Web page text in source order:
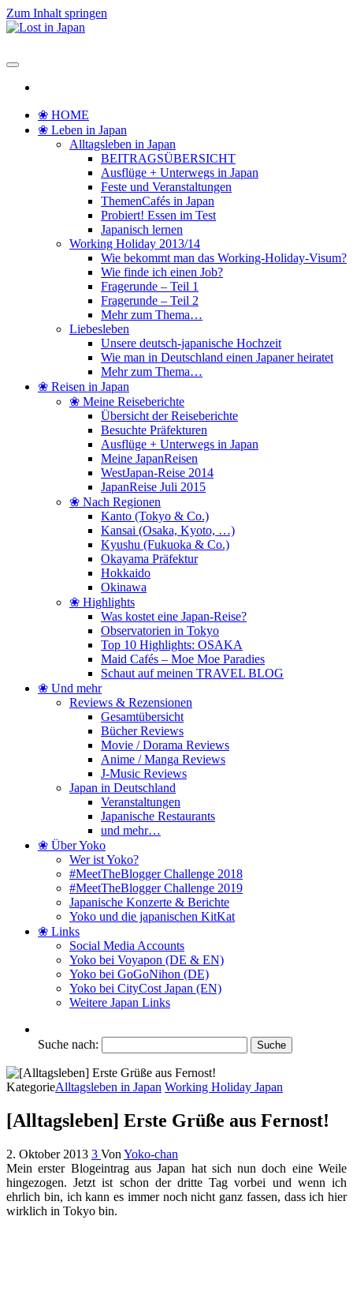
Zum Inhalt springen
❀ HOME
❀ Leben in Japan
Alltagsleben in Japan
BEITRAGSÜBERSICHT
Ausflüge + Unterwegs in Japan
Feste und Veranstaltungen
ThemenCafés in Japan
Probiert! Essen im Test
Japanisch lernen
Working Holiday 2013/14
Wie bekommt man das Working-Holiday-Visum?
Wie finde ich einen Job?
Fragerunde – Teil 1
Fragerunde – Teil 2
Mehr zum Thema…
Liebesleben
Unsere deutsch-japanische Hochzeit
Wie man in Deutschland einen Japaner heiratet
Mehr zum Thema…
❀ Reisen in Japan
❀ Meine Reiseberichte
Übersicht der Reiseberichte
Besuchte Präfekturen
Ausflüge + Unterwegs in Japan
Meine JapanReisen
WestJapan-Reise 2014
JapanReise Juli 2015
❀ Nach Regionen
Kanto (Tokyo & Co.)
Kansai (Osaka, Kyoto, …)
Kyushu (Fukuoka & Co.)
Okayama Präfektur
Hokkaido
Okinawa
❀ Highlights
Was kostet eine Japan-Reise?
Observatorien in Tokyo
Top 10 Highlights: OSAKA
Maid Cafés – Moe Moe Paradies
Schaut auf meinen TRAVEL BLOG
❀ Und mehr
Reviews & Rezensionen
Gesamtübersicht
Bücher Reviews
Movie / Dorama Reviews
Anime / Manga Reviews
J-Music Reviews
Japan in Deutschland
Veranstaltungen
Japanische Restaurants
und mehr…
❀ Über Yoko
Wer ist Yoko?
#MeetTheBlogger Challenge 2018
#MeetTheBlogger Challenge 2019
Japanische Konzerte & Berichte
Yoko und die japanischen KitKat
❀ Links
Social Media Accounts
Yoko bei Voyapon (DE & EN)
Yoko bei GoGoNihon (DE)
Yoko bei CityCost Japan (EN)
Weitere Japan Links
Suche nach:
KategorieAlltagsleben in Japan Working Holiday Japan
[Alltagsleben] Erste Grüße aus Fernost!
2. Oktober 2013 3 Von Yoko-chan
Mein erster Blogeintrag aus Japan hat sich nun doch eine Weile
hingezogen. Jetzt ist schon der dritte Tag vorbei und wenn ich
ehrlich bin, ich kann es immer noch nicht ganz fassen, dass ich hier
wirklich in Tokyo bin.